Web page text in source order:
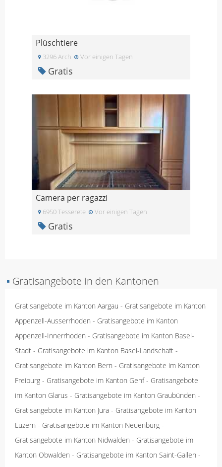
Plüschtiere
3296 Arch Vor einigen Tagen
Gratis
Camera per ragazzi
6950 Tesserete Vor einigen Tagen
Gratis
▪ Gratisangebote in den Kantonen
Gratisangebote im Kanton Aargau - Gratisangebote im Kanton
Appenzell-Ausserrhoden - Gratisangebote im Kanton
Appenzell-Innerrhoden - Gratisangebote im Kanton Basel-
Stadt - Gratisangebote im Kanton Basel-Landschaft -
Gratisangebote im Kanton Bern - Gratisangebote im Kanton
Freiburg - Gratisangebote im Kanton Genf- Gratisangebote
im Kanton Glarus - Gratisangebote im Kanton Graubünden -
Gratisangebote im Kanton Jura - Gratisangebote im Kanton
Luzern - Gratisangebote im Kanton Neuenburg -
Gratisangebote im Kanton Nidwalden - Gratisangebote im
Kanton Obwalden - Gratisangebote im Kanton Saint-Gallen -